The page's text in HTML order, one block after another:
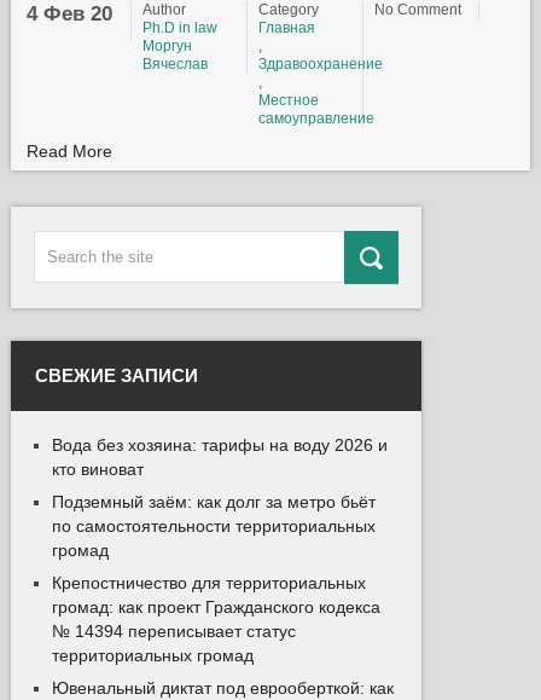
4 Фев 20
Author
Ph.D in law
Моргун
Вячеслав
Category
Главная
,
Здравоохранение
,
Местное
самоуправление
No Comment
Read More
СВЕЖИЕ ЗАПИСИ
Вода без хозяина: тарифы на воду 2026 и
кто виноват
Подземный заём: как долг за метро бьёт
по самостоятельности территориальных
громад
Крепостничество для территориальных
громад: как проект Гражданского кодекса
№ 14394 переписывает статус
территориальных громад
Ювенальный диктат под еврооберткой: как